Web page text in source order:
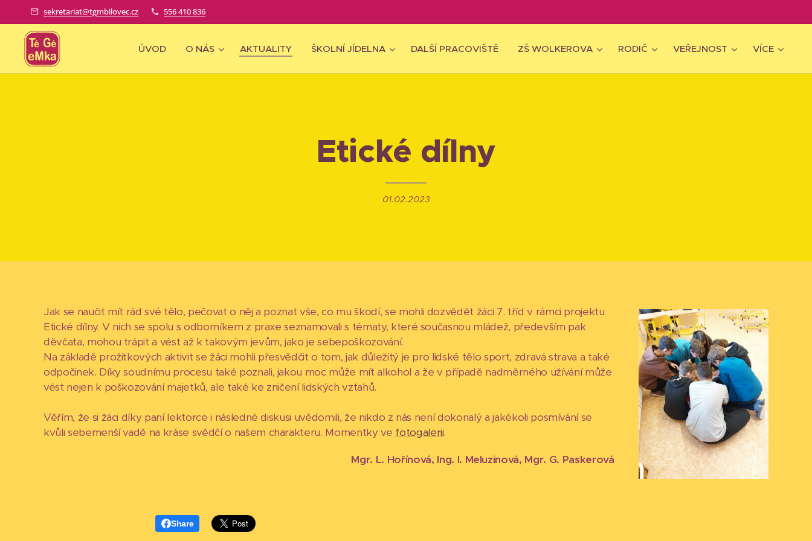
sekretariat@tgmbilovec.cz 556 410 836
ÚVOD O NÁS AKTUALITY ŠKOLNÍ JÍDELNA DALŠÍ PRACOVIŠTĚ ZŠ WOLKEROVA RODIČ VEŘEJNOST VÍCE
Etické dílny
01.02.2023
Jak se naučit mít rád své tělo, pečovat o něj a poznat vše, co mu škodí, se mohli dozvědět žáci 7. tříd v rámci projektu
Etické dílny. V nich se spolu s odborníkem z praxe seznamovali s tématy, které současnou mládež, především pak
děvčata, mohou trápit a vést až k takovým jevům, jako je sebepoškozování.
Na základě prožitkových aktivit se žáci mohli přesvědčit o tom, jak důležitý je pro lidské tělo sport, zdravá strava a také
odpočinek. Díky soudnímu procesu také poznali, jakou moc může mít alkohol a že v případě nadměrného užívání může
vést nejen k poškozování majetků, ale také ke zničení lidských vztahů.
Věřím, že si žáci díky paní lektorce i následné diskusi uvědomili, že nikdo z nás není dokonalý a jakékoli posmívání se
kvůli sebemenší vadě na kráse svědčí o našem charakteru. Momentky ve fotogalerii.
Mgr. L. Hořínová, Ing. I. Meluzinová, Mgr. G. Paskerová
Share